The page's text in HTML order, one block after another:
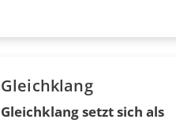
Gleichklang
Gleichklang setzt sich als